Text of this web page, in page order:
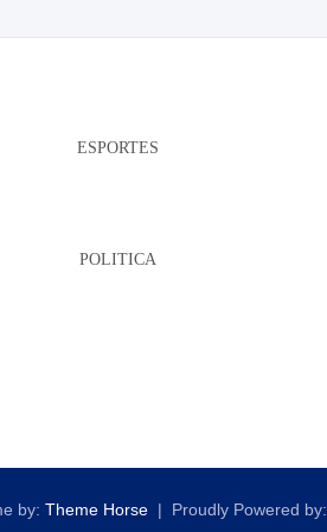
ESPORTES
POLITICA
by: Theme Horse Proudly Powered by: